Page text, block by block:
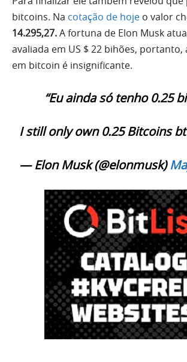
bitcoins. Na cotação de hoje o valor
14.295,27.A fortuna de Elon Musk
avaliada em US $ 22 bihões,
em bitcoin é insignificante.
“Eu ainda só tenho 0.25
I still only own 0.25 Bitcoins
— Elon Musk (@elonmusk)